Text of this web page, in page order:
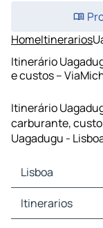
HomeItinerarios
Itinerário
e custos –
Itinerário
carburante,
Uagadugu -
Lisboa
Lisboa Mapas
Lisboa Trafego
Itinerarios